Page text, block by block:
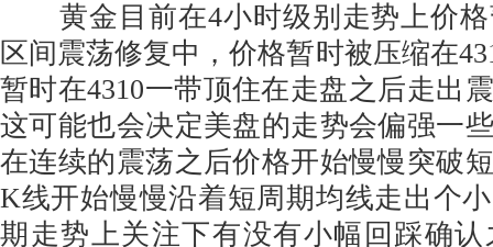
黄金目前在4小时级别走势上价格
区间震荡修复中，价格暂时被压缩在
暂时在4310一带顶住在走盘之后走出
这可能也会决定美盘的走势会偏强一
在连续的震荡之后价格开始慢慢突破
K线开始慢慢沿着短周期均线走出个
期走势上关注下有没有小幅回踩确